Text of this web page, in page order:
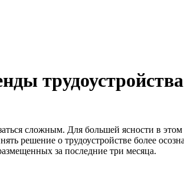
трудоустройства
сложным. Для большей ясности в
решение о трудоустройстве более
за последние три месяца.